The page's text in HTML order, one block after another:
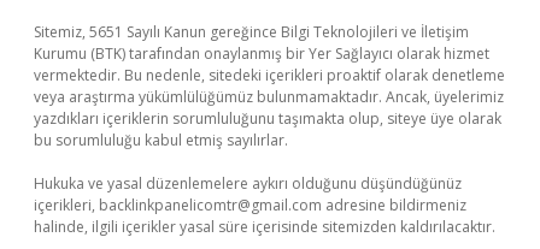
Sitemiz, 5651 Sayılı Kanun gereğince Bilgi Teknolojileri ve İletişim
Kurumu (BTK) tarafından onaylanmış bir Yer Sağlayıcı olarak hizmet
vermektedir. Bu nedenle, sitedeki içerikleri proaktif olarak denetleme
veya araştırma yükümlülüğümüz bulunmamaktadır. Ancak, üyelerimiz
yazdıkları içeriklerin sorumluluğunu taşımakta olup, siteye üye olarak
bu sorumluluğu kabul etmiş sayılırlar.
Hukuka ve yasal düzenlemelere aykırı olduğunu düşündüğünüz
içerikleri, backlinkpanelicomtr@gmail.com adresine bildirmeniz
halinde, ilgili içerikler yasal süre içerisinde sitemizden kaldırılacaktır.